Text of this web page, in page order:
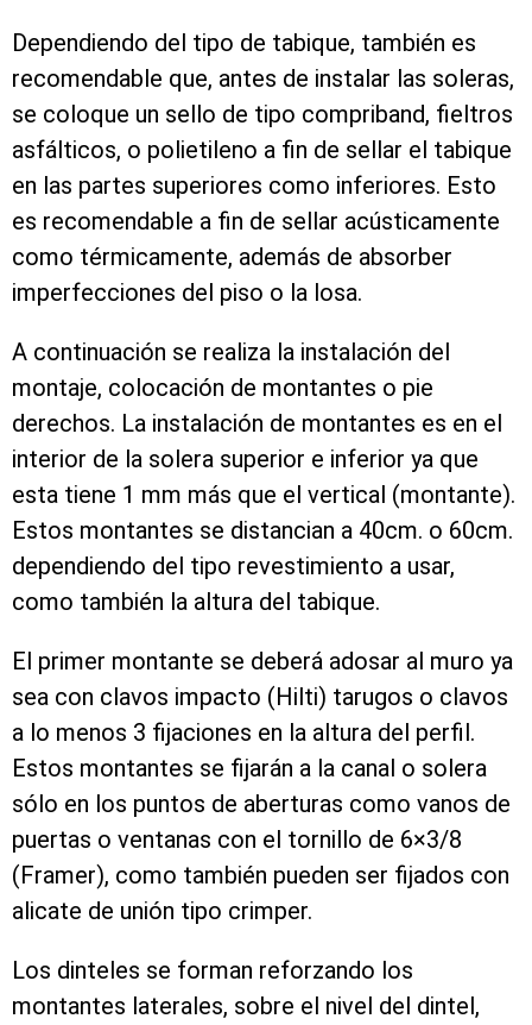
Dependiendo del tipo de tabique, también es
recomendable que, antes de instalar las soleras,
se coloque un sello de tipo compriband, fieltros
asfálticos, o polietileno a fin de sellar el tabique
en las partes superiores como inferiores. Esto
es recomendable a fin de sellar acústicamente
como térmicamente, además de absorber
imperfecciones del piso o la losa.
A continuación se realiza la instalación del
montaje, colocación de montantes o pie
derechos. La instalación de montantes es en el
interior de la solera superior e inferior ya que
esta tiene 1 mm más que el vertical (montante).
Estos montantes se distancian a 40cm. o 60cm.
dependiendo del tipo revestimiento a usar,
como también la altura del tabique.
El primer montante se deberá adosar al muro ya
sea con clavos impacto (Hilti) tarugos o clavos
a lo menos 3 fijaciones en la altura del perfil.
Estos montantes se fijarán a la canal o solera
sólo en los puntos de aberturas como vanos de
puertas o ventanas con el tornillo de 6×3/8
(Framer), como también pueden ser fijados con
alicate de unión tipo crimper.
Los dinteles se forman reforzando los
montantes laterales, sobre el nivel del dintel,